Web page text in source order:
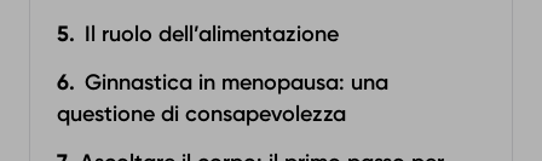
Il ruolo dell’alimentazione
Ginnastica in menopausa: una
questione di consapevolezza